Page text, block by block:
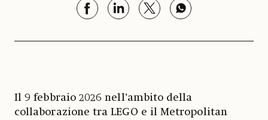
Il 9 febbraio 2026 nell’ambito della
collaborazione tra LEGO e il Metropolitan